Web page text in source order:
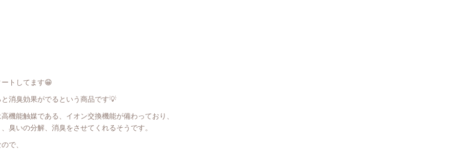
トしてます😁
消臭効果がでるという商品です💡
機能触媒である、イオン交換機能が備わっており、
臭いの分解、消臭をさせてくれるそうです。
で、